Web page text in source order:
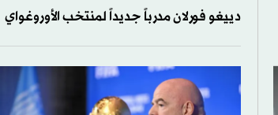
دييغو فورلان مدرباً جديداً لمنتخب الأوروغواي